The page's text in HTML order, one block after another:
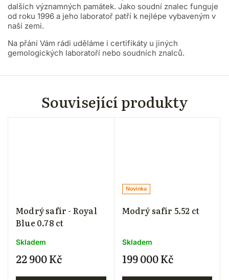
dalších významných památek. Jako soudní znalec funguje
od roku 1996 a jeho laboratoř patří k nejlépe vybaveným v
naší zemi.
Na přání Vám rádi uděláme i certifikáty u jiných
gemologických laboratoří nebo soudních znalců.
Související produkty
Modrý safír - Royal
Blue 0.78 ct
Skladem
22 900 Kč
Novinka
Modrý safír 5.52 ct
Skladem
199 000 Kč